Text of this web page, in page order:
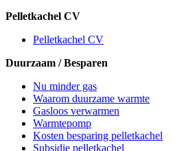
Pelletkachel CV
Pelletkachel CV
Duurzaam / Besparen
Nu minder gas
Waarom duurzame warmte
Gasloos verwarmen
Warmtepomp
Kosten besparing pelletkachel
Subsidie pelletkachel